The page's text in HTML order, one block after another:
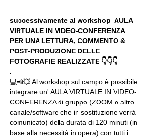
successivamente al workshop  AULA
VIRTUALE IN VIDEO-CONFERENZA
PER UNA LETTURA, COMMENTO &
POST-PRODUZIONE DELLE
FOTOGRAFIE REALIZZATE 👇👇👇
.
💻📲💥 Al workshop sul campo è possibile
integrare un' AULA VIRTUALE IN VIDEO-
CONFERENZA di gruppo (ZOOM o altro
canale/software che in sostituzione verrà
comunicato) della durata di 120 minuti (in
base alla necessità in opera) con tutti i